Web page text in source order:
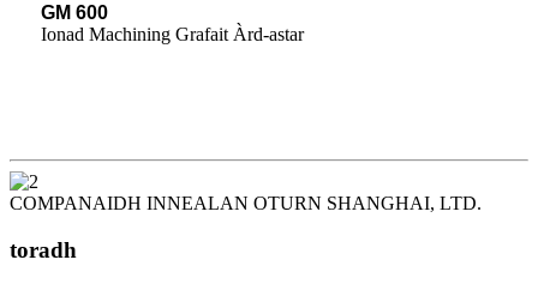
GM 600
Ionad Machining Grafait Àrd-astar
COMPANAIDH INNEALAN OTURN SHANGHAI, LTD.
toradh